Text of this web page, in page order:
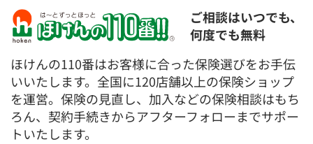
ご相談はいつでも、
何度でも無料
ほけんの110番はお客様に合った保険選びをお手伝
いいたします。全国に120店舗以上の保険ショップ
を運営。保険の見直し、加入などの保険相談はもち
ろん、契約手続きからアフターフォローまでサポー
トいたします。